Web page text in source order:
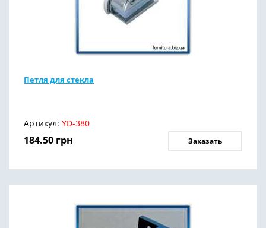
Петля для стекла
Артикул: YD-380
184.50 грн Заказать